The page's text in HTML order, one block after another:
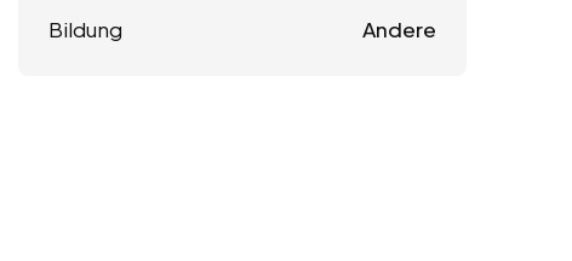
Bildung Andere